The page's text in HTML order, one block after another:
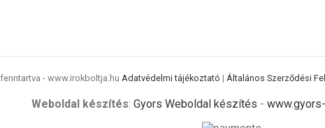
- www.irokboltja.hu Adatvédelmi tájékoztató | Általános Szerződési
Weboldal készítés: Gyors Weboldal készítés -